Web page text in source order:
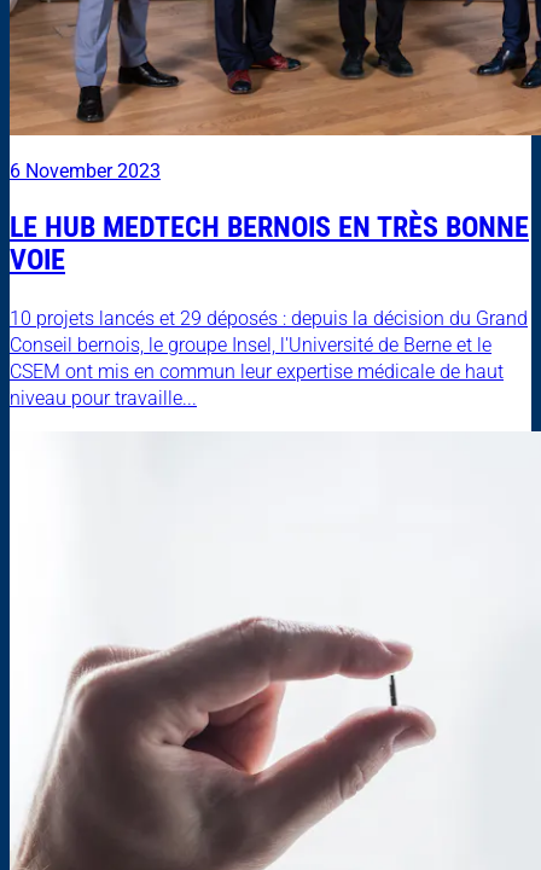
6 November 2023
LE HUB MEDTECH BERNOIS EN TRÈS BONNE
VOIE
10 projets lancés et 29 déposés : depuis la décision du Grand
Conseil bernois, le groupe Insel, l'Université de Berne et le
CSEM ont mis en commun leur expertise médicale de haut
niveau pour travaille...